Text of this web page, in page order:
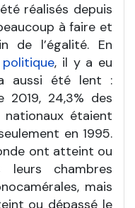
réalisés depuis
à faire et
de l’égalité. En
, il y a eu
aussi été lent :
2019, 24,3% des
étaient
en 1995.
ont atteint ou
chambres
mais